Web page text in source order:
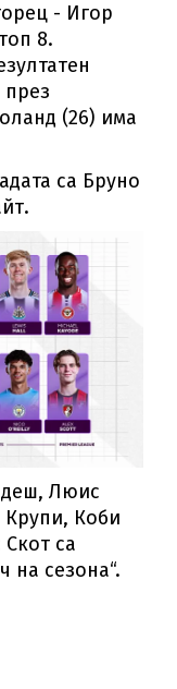
- Игор
8.
(26) има
са Бруно
Люис
Коби
са
на сезона“.